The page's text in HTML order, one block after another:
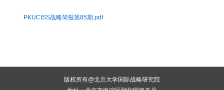
PKUCISS战略简报第85期.pdf
版权所有@北京大学国际战略研究院